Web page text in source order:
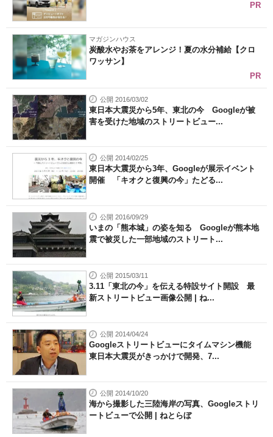
PR
マガジンハウス
炭酸水やお茶をアレンジ！夏の水分補給【クロ
ワッサン】
PR
公開 2016/03/02
東日本大震災から5年、東北の今 Googleが被
害を受けた地域のストリートビュー...
公開 2014/02/25
東日本大震災から3年、Googleが展示イベント
開催 「キオクと復興の今」たどる...
公開 2016/09/29
いまの「熊本城」の姿を知る Googleが熊本地
震で被災した一部地域のストリート...
公開 2015/03/11
3.11「東北の今」を伝える特設サイト開設 最
新ストリートビュー画像公開 | ね...
公開 2014/04/24
Googleストリートビューにタイムマシン機能
東日本大震災がきっかけで開発、7...
公開 2014/10/20
海から撮影した三陸海岸の写真、Googleストリ
ートビューで公開 | ねとらぼ